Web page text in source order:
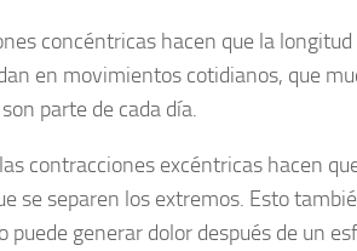
concéntricas hacen que la
en movimientos cotidianos, que
parte de cada día.
contracciones excéntricas hacen
se separen los extremos. Esto
puede generar dolor después de un